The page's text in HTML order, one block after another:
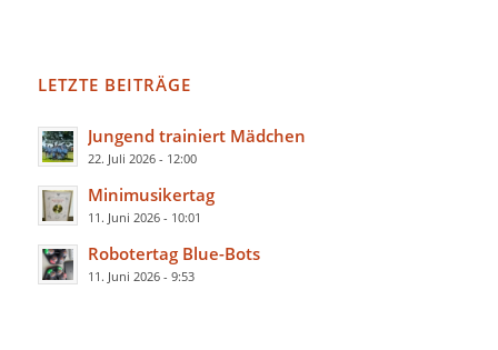
LETZTE BEITRÄGE
Jungend trainiert Mädchen
22. Juli 2026 - 12:00
Minimusikertag
11. Juni 2026 - 10:01
Robotertag Blue-Bots
11. Juni 2026 - 9:53